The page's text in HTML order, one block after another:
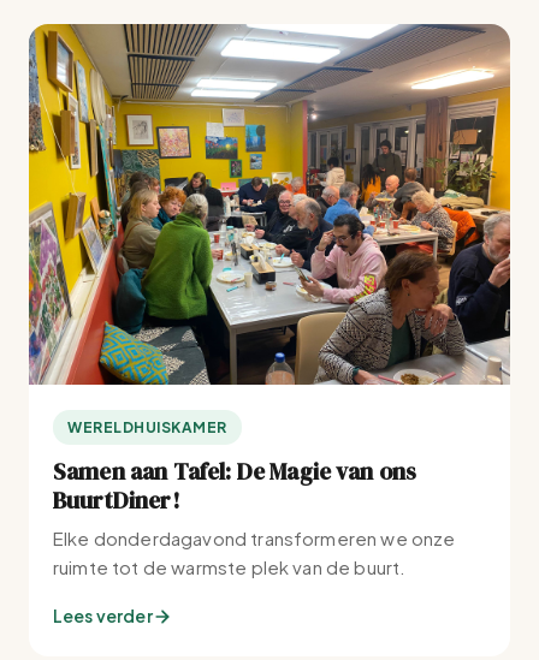
WERELDHUISKAMER
Samen aan Tafel: De Magie van ons
BuurtDiner!
Elke donderdagavond transformeren we onze
ruimte tot de warmste plek van de buurt.
Lees verder